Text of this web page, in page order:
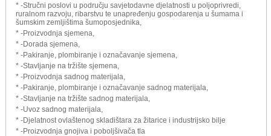
* -Stručni poslovi u području savjetodavne djelatnosti u poljoprivredi,
ruralnom razvoju, ribarstvu te unapređenju gospodarenja u šumama i
šumskim zemljištima šumoposjednika,
* -Proizvodnja sjemena,
* -Dorada sjemena,
* -Pakiranje, plombiranje i označavanje sjemena,
* -Stavljanje na tržište sjemena,
* -Proizvodnja sadnog materijala,
* -Pakiranje, plombiranje i označavanje sadnog materijala,
* -Stavljanje na tržište sadnog materijala,
* -Uvoz sadnog materijala,
* -Djelatnost ovlaštenog skladištara za žitarice i industrijsko bilje
* -Proizvodnja gnojiva i poboljšivača tla